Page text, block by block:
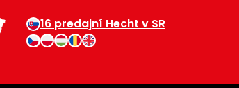
16 predajní Hecht v SR